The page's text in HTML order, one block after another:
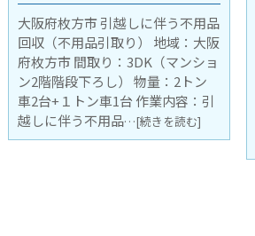
大阪市淀川区 引越しに伴う不用品
回収（不用品引取り） 地域：大阪
市淀川区 間取り：戸建3DK 物
量：2トン車2台 作業内容：引越
しに伴う不用品回収（不用品引取
り） 作業時間：5時間…[続きを読
む]